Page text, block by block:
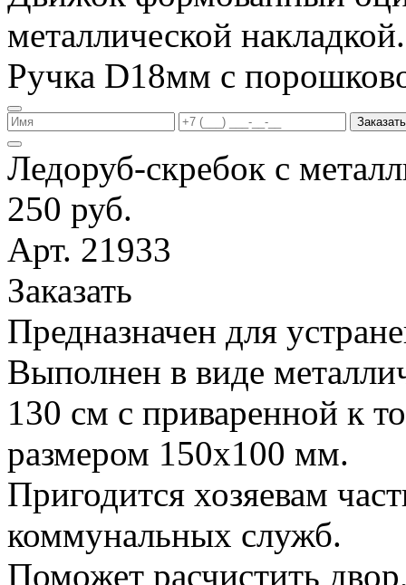
металлической
Ручка D18мм с
Заказать
Ледоруб-скребок с
250 руб.
Арт. 21933
Заказать
Предназначен для
Выполнен в виде
130 см с приваренной к
размером 150х100 мм.
Пригодится хозяевам
коммунальных служб.
Поможет расчистить